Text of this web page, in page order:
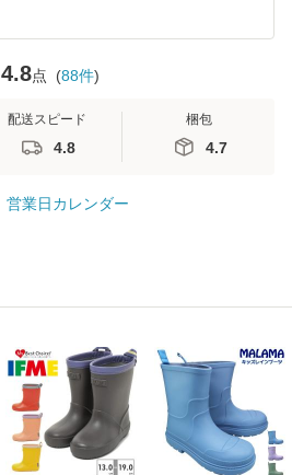
4.8点 (88件)
配送スピード
4.8
梱包
4.7
営業日カレンダー